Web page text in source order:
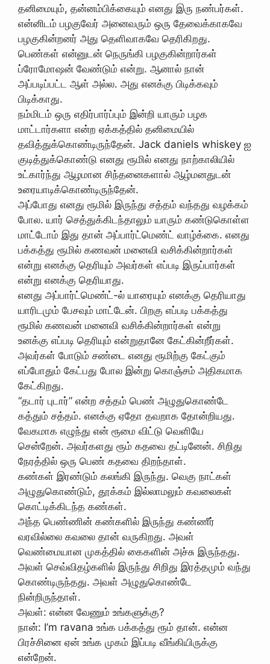
தனிமையும், தன்னம்பிக்கையும் எனது இரு நண்பர்கள்.
என்னிடம் பழகுவேர் அனைவரும் ஒரு தேவைக்காகவே
பழகுகின்றனர் அது தெளிவாகவே தெரிகிறது.
பெண்கள் என்னுடன் நெருங்கி பழகுகின்றார்கள்
ப்ரோமோஷன் வேண்டும் என்று. ஆனால் நான்
அப்படிப்பட்ட ஆள் அல்ல. அது எனக்கு பிடிக்கவும்
பிடிக்காது.
நம்மிடம் ஒரு எதிர்பார்ப்பும் இன்றி யாரும் பழக
மாட்டார்களா என்ற ஏக்கத்தில் தனிமையில்
தவித்துக்கொண்டிருந்தேன். Jack daniels whiskey ஐ
குடித்துக்கொண்டு எனது ரூமில் எனது நாற்காலியில்
உட்கார்ந்து ஆழமான சிந்தனைகளால் ஆழ்மனதுடன்
உரையாடிக்கொண்டிருந்தேன்.
அப்போது எனது ரூமில் இருந்து சத்தம் வந்தது வழக்கம்
போல. யார் செத்துக்கிடந்தாலும் யாரும் கண்டுகொள்ள
மாட்டோம் இது தான் அப்பார்ட்மெண்ட் வாழ்க்கை. எனது
பக்கத்து ரூமில் கணவன் மனைவி வசிக்கின்றார்கள்
என்று எனக்கு தெரியும் அவர்கள் எப்படி இருப்பார்கள்
என்று எனக்கு தெரியாது.
எனது அப்பார்ட்மெண்ட்-ல் யாரையும் எனக்கு தெரியாது
யாரிடமும் பேசவும் மாட்டேன். பிறகு எப்படி பக்கத்து
ரூமில் கணவன் மனைவி வசிக்கின்றார்கள் என்று
உனக்கு எப்படி தெரியும் ‌என்றுதானே கேட்கின்றீர்கள்.
அவர்கள் போடும் சண்டை எனது ரூமிற்கு கேட்கும்
எப்போதும் கேட்பது போல இன்று கொஞ்சம் அதிகமாக
கேட்கிறது.
“தடார் புடார்” என்ற சத்தம் பெண் அழுதுகொண்டே
கத்தும் சத்தம். எனக்கு ஏதோ தவறாக தோன்றியது.
வேகமாக எழுந்து என் ரூமை விட்டு வெளியே
சென்றேன். அவர்களது ரூம் கதவை தட்டினேன். சிறிது
நேரத்தில் ஒரு பெண் கதவை திறந்தாள்.
கண்கள் இரண்டும் கலங்கி இருந்து. வெகு நாட்கள்
அழுதுகொண்டும், தூக்கம் இல்லாமலும் கவலைகள்
கொட்டிக்கிடந்த கண்கள்.
அந்த பெண்ணின் கண்களில் இருந்து கண்ணீர்
வரவில்லை கவலை தான் வருகிறது. அவள்
வெண்மையான முகத்தில் கைகளின் அச்சு இருந்தது.
அவள் செவ்விதழ்களில் இருந்து சிறிது இரத்தமும் வந்து
கொண்டிருந்தது. அவள் அழுதுகொண்டே
நின்றிருந்தாள்.
அவள்: என்ன வேணும் உங்களுக்கு?
நான்: I’m ravana உங்க பக்கத்து ரூம் தான். என்ன
பிரச்சினை ஏன் உங்க முகம் இப்படி வீங்கியிருக்கு
என்றேன்.